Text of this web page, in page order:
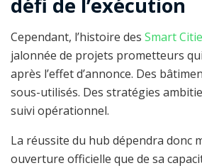
Cependant, l’histoire des Smart
jalonnée de projets prometteurs
après l’effet d’annonce. Des
sous-utilisés. Des stratégies
suivi opérationnel.
La réussite du hub dépendra donc
ouverture officielle que de sa